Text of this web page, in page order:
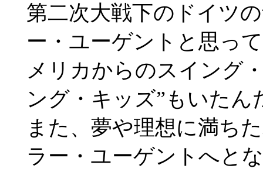
第二次大戦下のドイツ
ー・ユーゲントと思っ
メリカからのスイング
ング・キッズ”もいた
また、夢や理想に満ち
ラー・ユーゲントへと